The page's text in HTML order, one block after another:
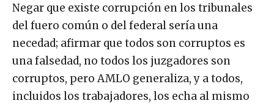
Negar que existe corrupción en los tribunales
del fuero común o del federal sería una
necedad; afirmar que todos son corruptos es
una falsedad, no todos los juzgadores son
corruptos, pero AMLO generaliza, y a todos,
incluidos los trabajadores, los echa al mismo